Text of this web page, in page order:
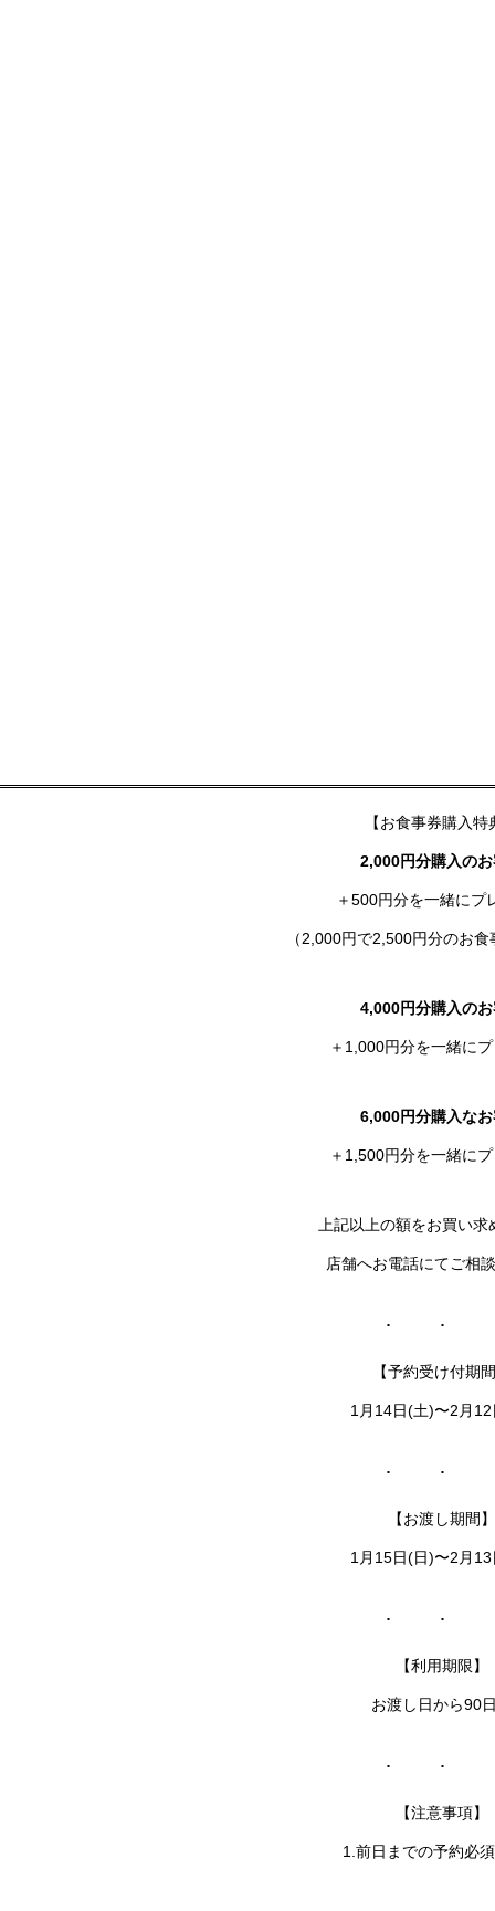
【お食事券購入特
2,000円分購入の
＋500円分を一緒にプ
（2,000円で2,500円分のお
4,000円分購入の
＋1,000円分を一緒に
6,000円分購入な
＋1,500円分を一緒に
上記以上の額をお買い
店舗へお電話にてご相
【予約受け付期
1月14日(土)〜2月
【お渡し期間】
1月15日(日)〜2月
【利用期限】
お渡し日から90
【注意事項】
1.前日までの予約必